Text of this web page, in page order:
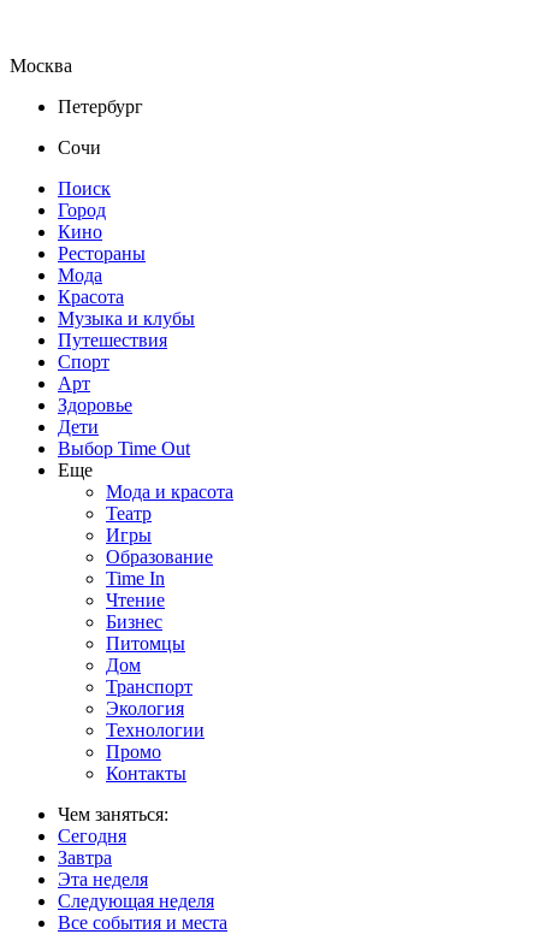
Москва
Петербург
Сочи
Поиск
Город
Кино
Рестораны
Мода
Красота
Музыка и клубы
Путешествия
Спорт
Арт
Здоровье
Дети
Выбор Time Out
Еще
Мода и красота
Театр
Игры
Образование
Time In
Чтение
Бизнес
Питомцы
Дом
Транспорт
Экология
Технологии
Промо
Контакты
Чем заняться:
Сегодня
Завтра
Эта неделя
Следующая неделя
Все события и места